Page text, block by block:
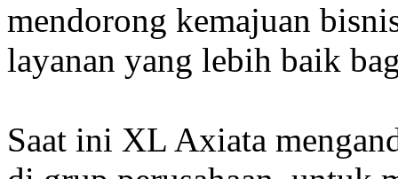
mendorong kemajuan
layanan yang lebih baik
Saat ini XL Axiata